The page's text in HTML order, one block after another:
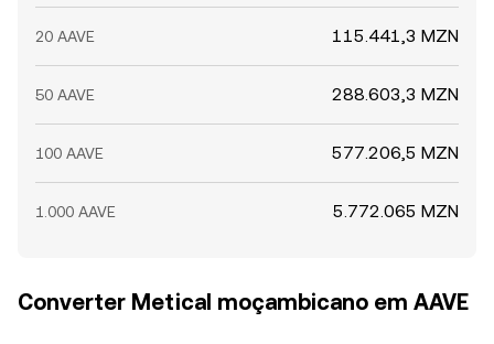
20 AAVE 115.441,3 MZN
50 AAVE 288.603,3 MZN
100 AAVE 577.206,5 MZN
1.000 AAVE 5.772.065 MZN
Converter Metical moçambicano em AAVE